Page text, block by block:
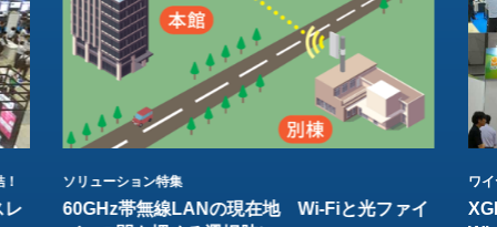
レ
ソリューション特集
60GHz帯無線LANの現在地 Wi-Fiと光ファイ
ワ